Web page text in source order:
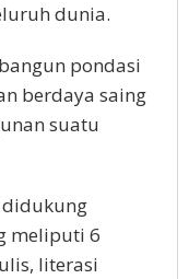
dunia.
pondasi
berdaya saing
suatu
didukung
meliputi 6
literasi